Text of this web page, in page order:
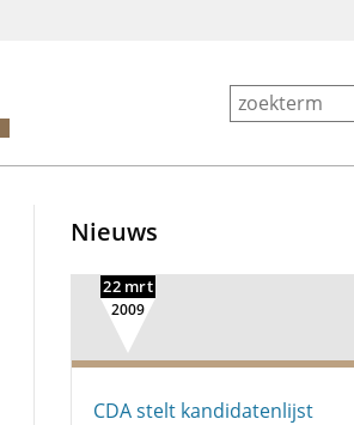
Nieuws
22 mrt
2009
CDA stelt kandidatenlijst